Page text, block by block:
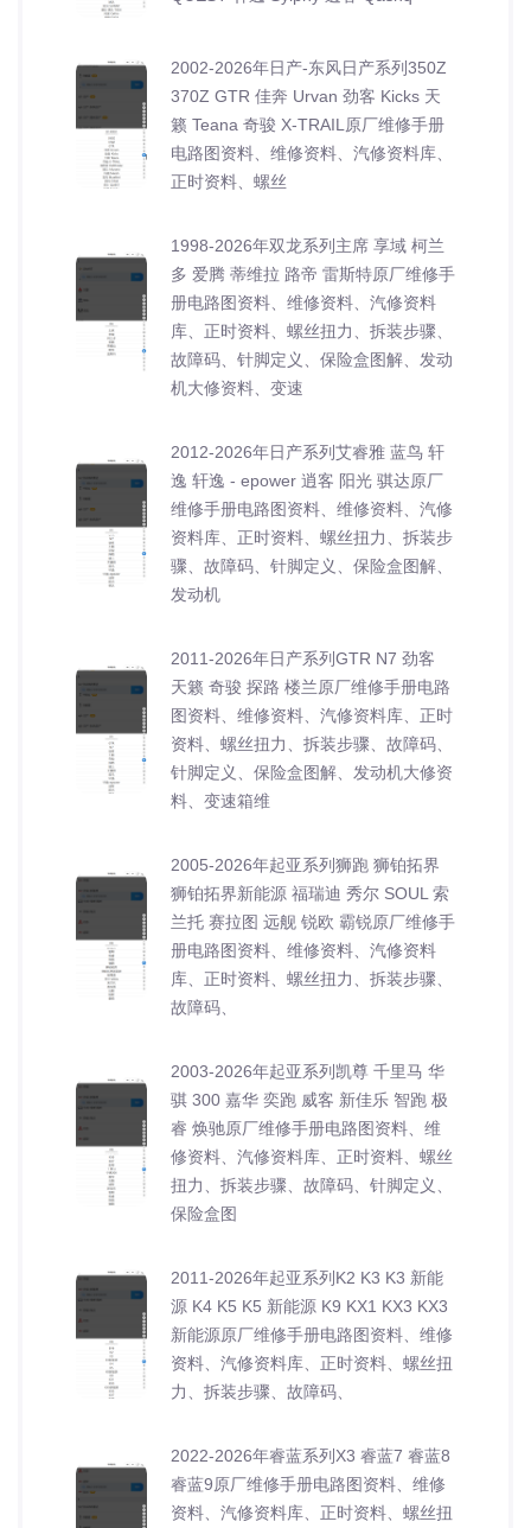
2002-2026年日产-东风日产系列350Z
370Z GTR 佳奔 Urvan 劲客 Kicks 天
籁 Teana 奇骏 X-TRAIL原厂维修手册
电路图资料、维修资料、汽修资料库、
正时资料、螺丝
1998-2026年双龙系列主席 享域 柯兰
多 爱腾 蒂维拉 路帝 雷斯特原厂维修手
册电路图资料、维修资料、汽修资料
库、正时资料、螺丝扭力、拆装步骤、
故障码、针脚定义、保险盒图解、发动
机大修资料、变速
2012-2026年日产系列艾睿雅 蓝鸟 轩
逸 轩逸 - epower 逍客 阳光 骐达原厂
维修手册电路图资料、维修资料、汽修
资料库、正时资料、螺丝扭力、拆装步
骤、故障码、针脚定义、保险盒图解、
发动机
2011-2026年日产系列GTR N7 劲客
天籁 奇骏 探路 楼兰原厂维修手册电路
图资料、维修资料、汽修资料库、正时
资料、螺丝扭力、拆装步骤、故障码、
针脚定义、保险盒图解、发动机大修资
料、变速箱维
2005-2026年起亚系列狮跑 狮铂拓界
狮铂拓界新能源 福瑞迪 秀尔 SOUL 索
兰托 赛拉图 远舰 锐欧 霸锐原厂维修手
册电路图资料、维修资料、汽修资料
库、正时资料、螺丝扭力、拆装步骤、
故障码、
2003-2026年起亚系列凯尊 千里马 华
骐 300 嘉华 奕跑 威客 新佳乐 智跑 极
睿 焕驰原厂维修手册电路图资料、维
修资料、汽修资料库、正时资料、螺丝
扭力、拆装步骤、故障码、针脚定义、
保险盒图
2011-2026年起亚系列K2 K3 K3 新能
源 K4 K5 K5 新能源 K9 KX1 KX3 KX3
新能源原厂维修手册电路图资料、维修
资料、汽修资料库、正时资料、螺丝扭
力、拆装步骤、故障码、
2022-2026年睿蓝系列X3 睿蓝7 睿蓝8
睿蓝9原厂维修手册电路图资料、维修
资料、汽修资料库、正时资料、螺丝扭